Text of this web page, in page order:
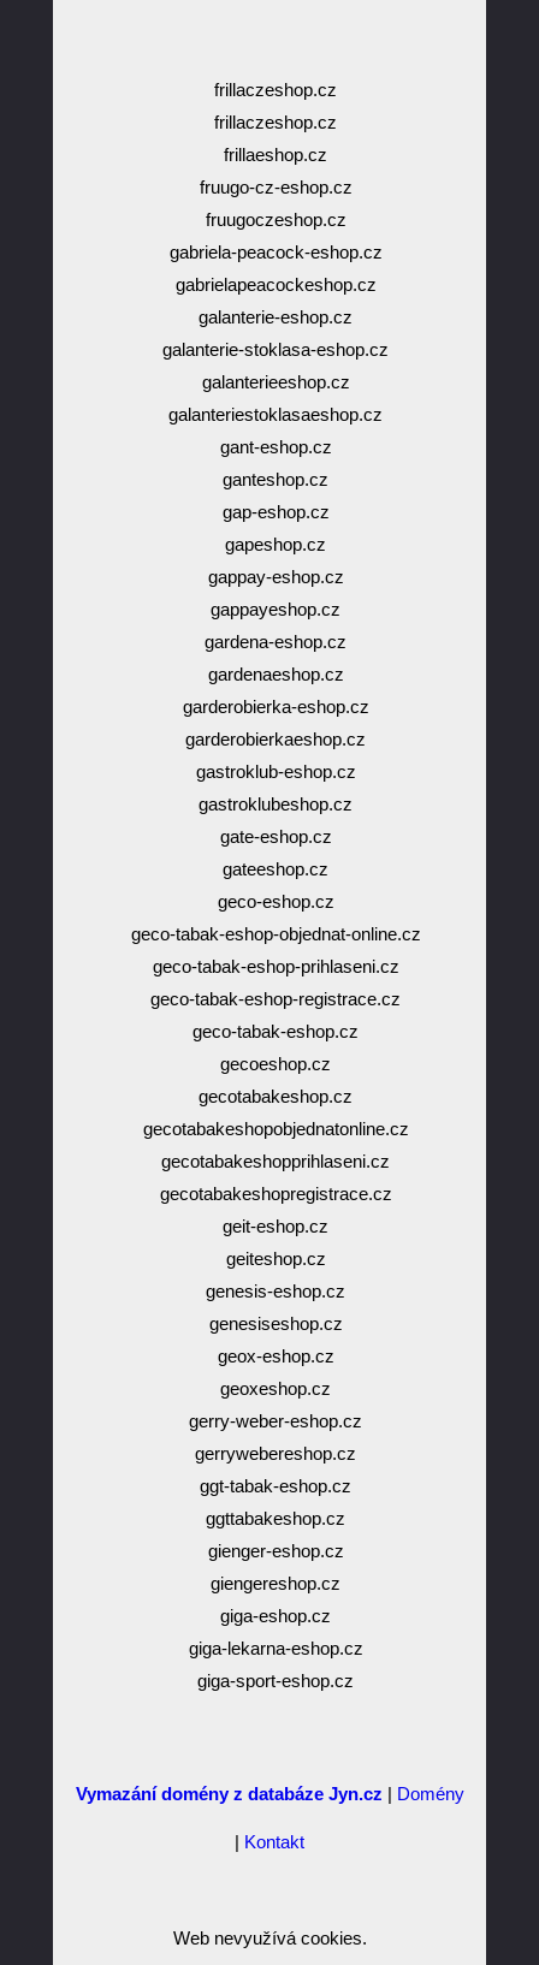
frillaczeshop.cz
frillaczeshop.cz
frillaeshop.cz
fruugo-cz-eshop.cz
fruugoczeshop.cz
gabriela-peacock-eshop.cz
gabrielapeacockeshop.cz
galanterie-eshop.cz
galanterie-stoklasa-eshop.cz
galanterieeshop.cz
galanteriestoklasaeshop.cz
gant-eshop.cz
ganteshop.cz
gap-eshop.cz
gapeshop.cz
gappay-eshop.cz
gappayeshop.cz
gardena-eshop.cz
gardenaeshop.cz
garderobierka-eshop.cz
garderobierkaeshop.cz
gastroklub-eshop.cz
gastroklubeshop.cz
gate-eshop.cz
gateeshop.cz
geco-eshop.cz
geco-tabak-eshop-objednat-online.cz
geco-tabak-eshop-prihlaseni.cz
geco-tabak-eshop-registrace.cz
geco-tabak-eshop.cz
gecoeshop.cz
gecotabakeshop.cz
gecotabakeshopobjednatonline.cz
gecotabakeshopprihlaseni.cz
gecotabakeshopregistrace.cz
geit-eshop.cz
geiteshop.cz
genesis-eshop.cz
genesiseshop.cz
geox-eshop.cz
geoxeshop.cz
gerry-weber-eshop.cz
gerrywebereshop.cz
ggt-tabak-eshop.cz
ggttabakeshop.cz
gienger-eshop.cz
giengereshop.cz
giga-eshop.cz
giga-lekarna-eshop.cz
giga-sport-eshop.cz
Vymazání domény z databáze Jyn.cz | Domény
| Kontakt
Web nevyužívá cookies.